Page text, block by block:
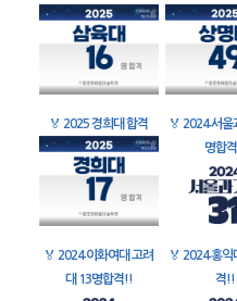
🏅 2025 경희대 합격 🏅 2024 서울
명합
🏅 2024 이화여대 고려
대 13명합격!!
🏅 2024 홍익
격!!